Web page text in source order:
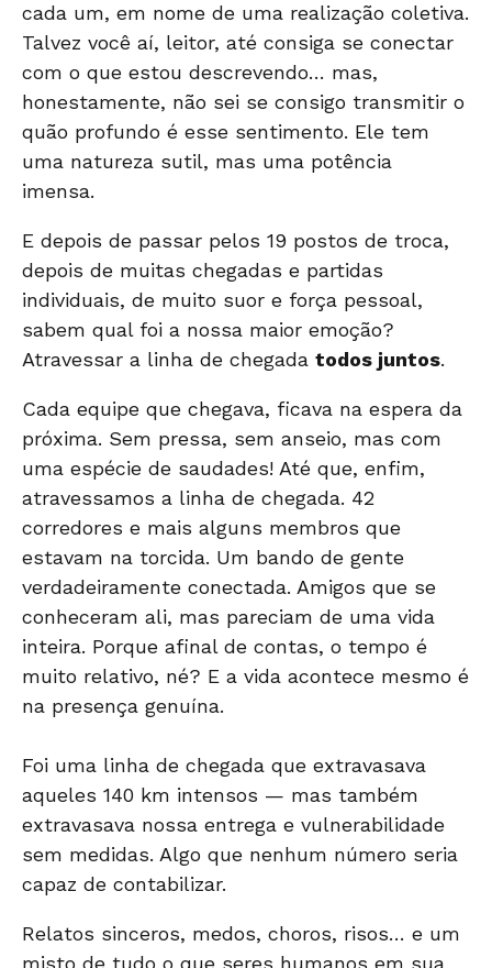
cada um, em nome de uma realização coletiva.
Talvez você aí, leitor, até consiga se conectar
com o que estou descrevendo… mas,
honestamente, não sei se consigo transmitir o
quão profundo é esse sentimento. Ele tem
uma natureza sutil, mas uma potência
imensa.
E depois de passar pelos 19 postos de troca,
depois de muitas chegadas e partidas
individuais, de muito suor e força pessoal,
sabem qual foi a nossa maior emoção?
Atravessar a linha de chegada todos juntos.
Cada equipe que chegava, ficava na espera da
próxima. Sem pressa, sem anseio, mas com
uma espécie de saudades! Até que, enfim,
atravessamos a linha de chegada. 42
corredores e mais alguns membros que
estavam na torcida. Um bando de gente
verdadeiramente conectada. Amigos que se
conheceram ali, mas pareciam de uma vida
inteira. Porque afinal de contas, o tempo é
muito relativo, né? E a vida acontece mesmo é
na presença genuína.
Foi uma linha de chegada que extravasava
aqueles 140 km intensos — mas também
extravasava nossa entrega e vulnerabilidade
sem medidas. Algo que nenhum número seria
capaz de contabilizar.
Relatos sinceros, medos, choros, risos… e um